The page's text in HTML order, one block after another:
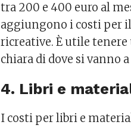
tra 200 e 400 euro al
aggiungono i costi per
ricreative. È utile tenere
chiara di dove si vanno
4. Libri e
I costi per libri e